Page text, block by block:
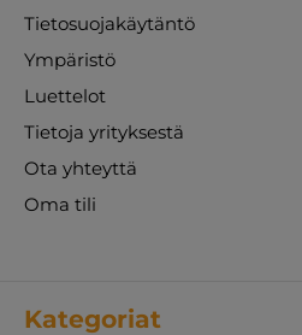
Tietosuojakäytäntö
Ympäristö
Luettelot
Tietoja yrityksestä
Ota yhteyttä
Oma tili
Kategoriat